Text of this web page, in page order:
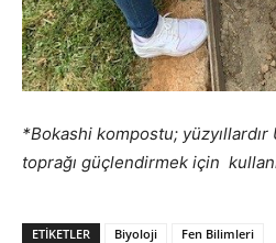
*Bokashi kompostu; yüzyıllardır
toprağı güçlendirmek için
ETIKETLER Biyoloji Fen Bilimleri